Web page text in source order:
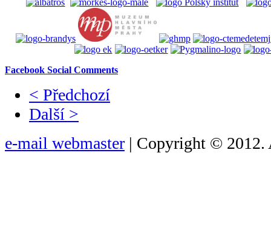
Facebook Social Comments
< Předchozí
Další >
e-mail webmaster | Copyright © 2012.